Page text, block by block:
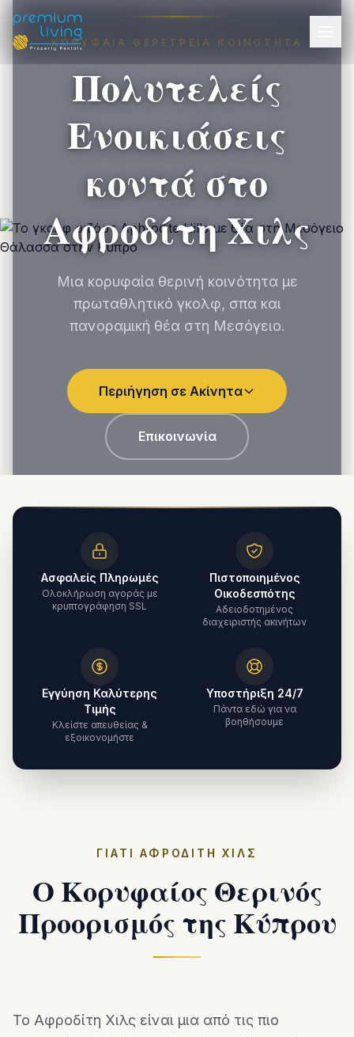
ΚΟΡΥΦΑΊΑ ΘΕΡΈΤΡΕΙΑ ΚΟΙΝΌΤΗΤΑ
Πολυτελείς
Ενοικιάσεις
κοντά στο
Αφροδίτη Χιλς
Μια κορυφαία θερινή κοινότητα με
πρωταθλητικό γκολφ, σπα και
πανοραμική θέα στη Μεσόγειο.
Περιήγηση σε Ακίνητα
Επικοινωνία
Ασφαλείς Πληρωμές
Ολοκλήρωση αγοράς με
κρυπτογράφηση SSL
Πιστοποιημένος
Οικοδεσπότης
Αδειοδοτημένος
διαχειριστής ακινήτων
Εγγύηση Καλύτερης
Τιμής
Κλείστε απευθείας &
εξοικονομήστε
Υποστήριξη 24/7
Πάντα εδώ για να
βοηθήσουμε
ΓΙΑΤΊ ΑΦΡΟΔΊΤΗ ΧΙΛΣ
Ο Κορυφαίος Θερινός
Προορισμός της Κύπρου
Το Αφροδίτη Χιλς είναι μια από τις πιο